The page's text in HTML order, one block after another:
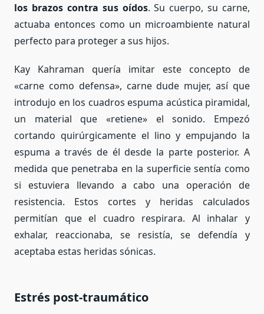
los brazos contra sus oídos. Su cuerpo, su carne,
actuaba entonces como un microambiente natural
perfecto para proteger a sus hijos.
Kay Kahraman quería imitar este concepto de
«carne como defensa», carne dude mujer, así que
introdujo en los cuadros espuma acústica piramidal,
un material que «retiene» el sonido. Empezó
cortando quirúrgicamente el lino y empujando la
espuma a través de él desde la parte posterior. A
medida que penetraba en la superficie sentía como
si estuviera llevando a cabo una operación de
resistencia. Estos cortes y heridas calculados
permitían que el cuadro respirara. Al inhalar y
exhalar, reaccionaba, se resistía, se defendía y
aceptaba estas heridas sónicas.
Estrés post-traumático